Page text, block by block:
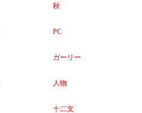
秋
PC
ガーリー
人物
十二支